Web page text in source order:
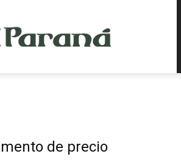
de precio